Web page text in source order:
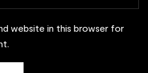
website in this browser for